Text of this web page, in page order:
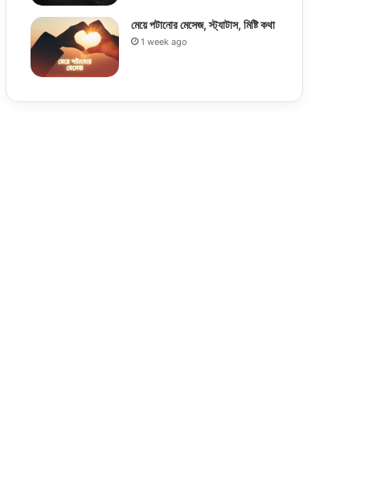
মেয়ে পটানোর মেসেজ, স্ট্যাটাস, মিষ্টি কথা
1 week ago